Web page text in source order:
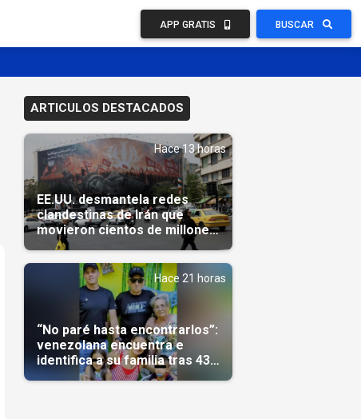
APP GRATIS BUSCAR
ARTICULOS DESTACADOS
Hace 13 horas
EE.UU. desmantela redes
clandestinas de Irán que
movieron cientos de millones
de dólares
Hace 21 horas
“No paré hasta encontrarlos”:
venezolana encuentra e
identifica a su familia tras 43
días del terremoto